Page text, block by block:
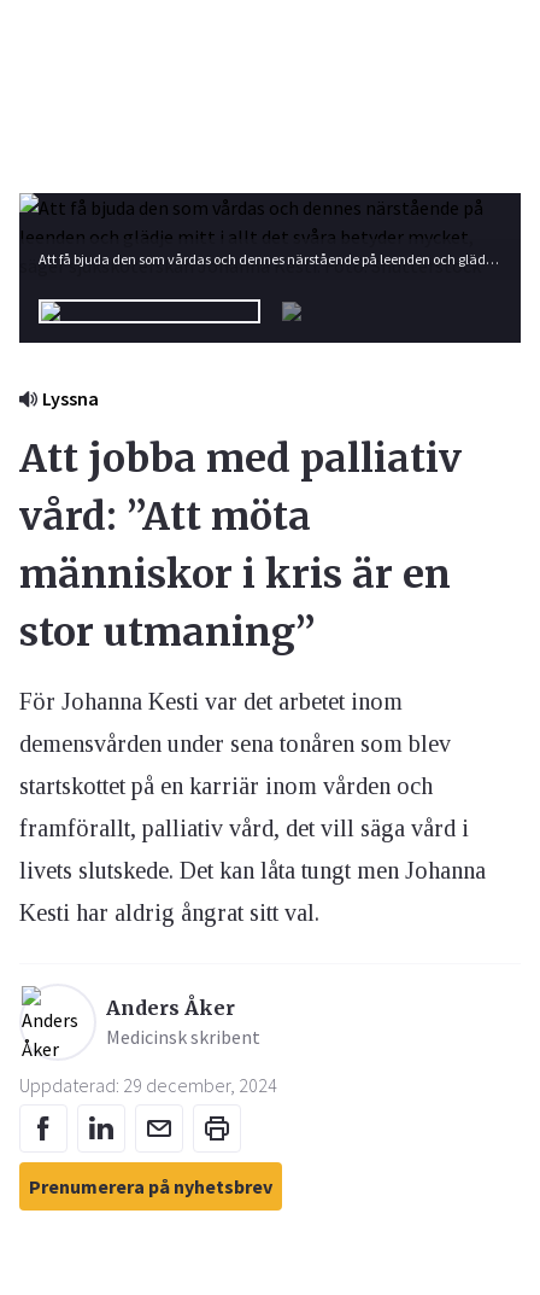
Att få bjuda den som vårdas och dennes närstående på leenden och glädje mitt i allt det svåra betyder mycket, säger sjuksköterskan Johanna Kesti. Foto: Shutterstock
Lyssna
Att jobba med palliativ
vård: ”Att möta
människor i kris är en
stor utmaning”
För Johanna Kesti var det arbetet inom
demensvården under sena tonåren som blev
startskottet på en karriär inom vården och
framförallt, palliativ vård, det vill säga vård i
livets slutskede. Det kan låta tungt men Johanna
Kesti har aldrig ångrat sitt val.
Anders Åker
Medicinsk skribent
Uppdaterad: 29 december, 2024
Prenumerera på nyhetsbrev